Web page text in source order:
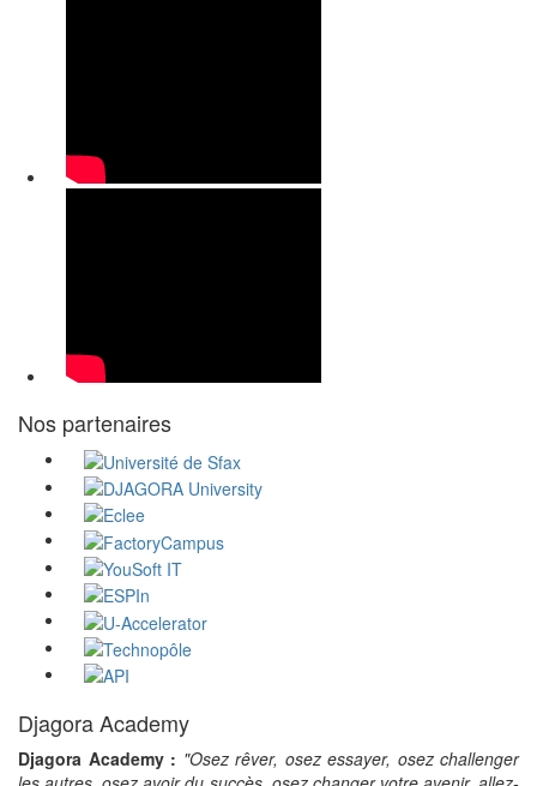
Nos partenaires
Djagora Academy
Djagora Academy : "Osez rêver, osez essayer, osez challenger